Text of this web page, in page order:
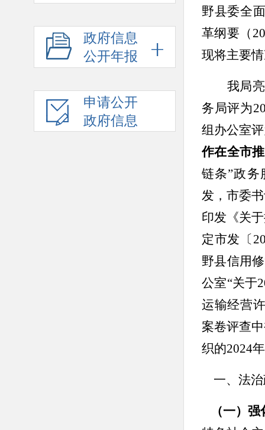
政府信息
公开年报
申请公开
政府信息
野县委全
革纲要（
现将主要
我局
务局评为
组办公室
作在全市
链条”政务
发，市委
印发《关
定市发〔
野县信用
公室“关于
运输经营
案卷评查
织的2024
一、法
（一）